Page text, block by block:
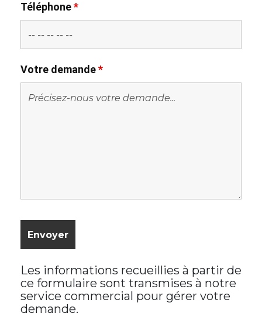
Téléphone*
Votre demande*
Les informations recueillies à partir de
ce formulaire sont transmises à notre
service commercial pour gérer votre
demande.